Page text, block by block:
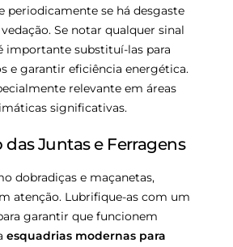
periodicamente se há desgaste
Se notar qualquer sinal
importante substituí-las para
e garantir eficiência energética.
relevante em áreas
significativas.
Juntas e Ferragens
dobradiças e maçanetas,
atenção. Lubrifique-as com um
garantir que funcionem
esquadrias modernas para